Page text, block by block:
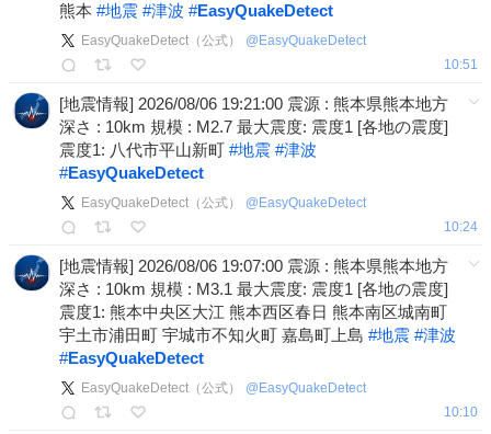
熊本 #地震 #津波 #EasyQuakeDetect
EasyQuakeDetect（公式） @ EasyQuakeDetect
10:51
[地震情報] 2026/08/06 19:21:00 震源 : 熊本県熊本地方
深さ : 10km 規模 : M2.7 最大震度: 震度1 [各地の震度]
震度1: 八代市平山新町 #地震 #津波
#EasyQuakeDetect
EasyQuakeDetect（公式） @ EasyQuakeDetect
10:24
[地震情報] 2026/08/06 19:07:00 震源 : 熊本県熊本地方
深さ : 10km 規模 : M3.1 最大震度: 震度1 [各地の震度]
震度1: 熊本中央区大江 熊本西区春日 熊本南区城南町
宇土市浦田町 宇城市不知火町 嘉島町上島 #地震 #津波
#EasyQuakeDetect
EasyQuakeDetect（公式） @ EasyQuakeDetect
10:10